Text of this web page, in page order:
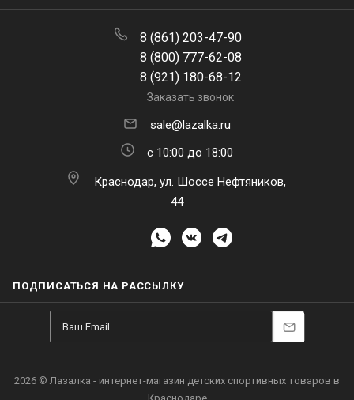
8 (861) 203-47-90
8 (800) 777-62-08
8 (921) 180-68-12
Заказать звонок
sale@lazalka.ru
с 10:00 до 18:00
Краснодар, ул. Шоссе Нефтяников,
44
ПОДПИСАТЬСЯ НА РАССЫЛКУ
2026 © Лазалка - интернет-магазин детских спортивных товаров в